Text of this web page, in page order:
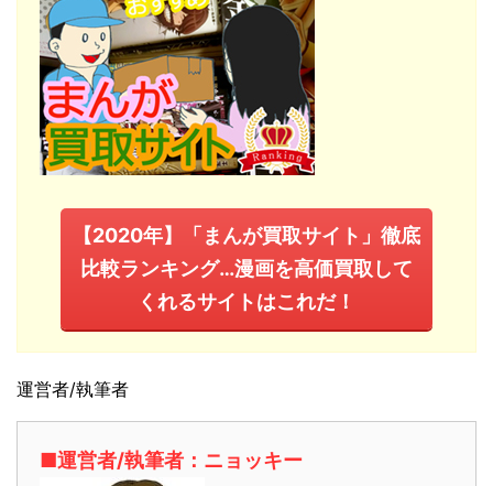
【2020年】「まんが買取サイト」徹底
比較ランキング…漫画を高価買取して
くれるサイトはこれだ！
運営者/執筆者
■運営者/執筆者：ニョッキー